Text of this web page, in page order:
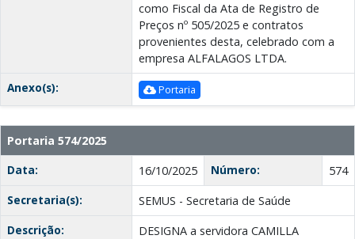
como Fiscal da Ata de Registro de
Preços nº 505/2025 e contratos
provenientes desta, celebrado com a
empresa ALFALAGOS LTDA.
Anexo(s):
Portaria
Portaria 574/2025
Data:
16/10/2025 Número:
574
Secretaria(s):
SEMUS - Secretaria de Saúde
Descrição:
DESIGNA a servidora CAMILLA